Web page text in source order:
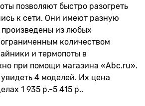
позволяют быстро разогреть
к сети. Они имеют разную
произведены из любых
количеством
и термопоты в
при помощи магазина «Abc.ru».
4 моделей. Их цена
1 935 р.-5 415 р..